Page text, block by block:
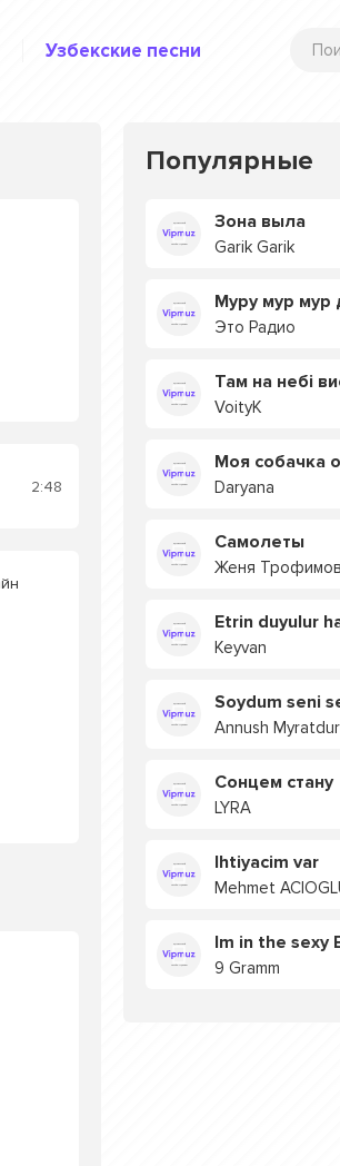
Узбекские песни
2:48
Популярные
Зона выла
Garik Garik
Это Радио
VoityK
Daryana
Самолеты
Женя Трофимов
Etrin duyulur
Keyvan
Soydum seni
Annush
Сонцем стану
LYRA
Ihtiyacim var
Mehmet
9 Gramm